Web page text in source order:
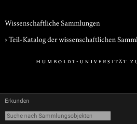
Wissenschaftliche Sammlungen
› Teil-Katalog der wissenschaftlichen
Erkunden